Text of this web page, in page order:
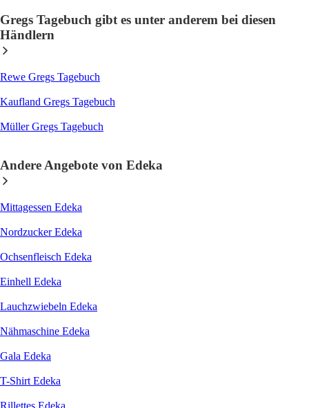
Gregs Tagebuch gibt es unter anderem bei diesen
Händlern
Rewe Gregs Tagebuch
Kaufland Gregs Tagebuch
Müller Gregs Tagebuch
Andere Angebote von Edeka
Mittagessen Edeka
Nordzucker Edeka
Ochsenfleisch Edeka
Einhell Edeka
Lauchzwiebeln Edeka
Nähmaschine Edeka
Gala Edeka
T-Shirt Edeka